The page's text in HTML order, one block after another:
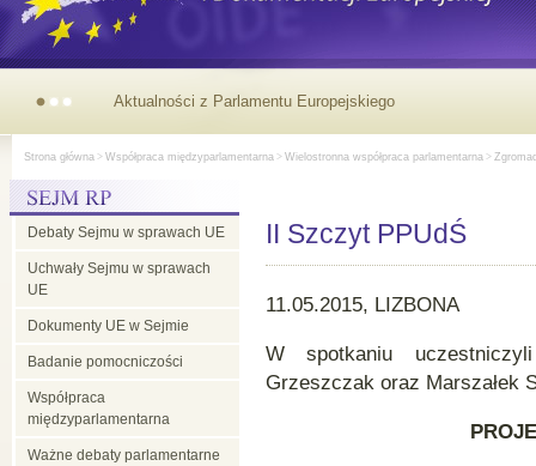
Aktualności z Parlamentu Europejskiego
Strona główna > Współpraca międzyparlamentarna > Wielostronna współpraca parlamentarna >
Debaty Sejmu w sprawach UE
Uchwały Sejmu w sprawach
UE
Dokumenty UE w Sejmie
Badanie pomocniczości
Współpraca
międzyparlamentarna
Ważne debaty parlamentarne
II Szczyt PPUdŚ
11.05.2015, LIZBONA
W spotkaniu
Grzeszczak oraz Marszałek